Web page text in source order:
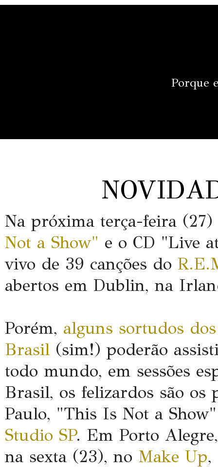
Porque
Na próxima terça-feira
Not a Show" e o CD "Live
vivo de 39 canções do
abertos em Dublin, na
Porém, alguns sortudos
Brasil (sim!) poderão
todo mundo, em sessões
Brasil, os felizardos são os
Paulo, "This Is Not a
Studio SP. Em Porto
na sexta (23), no Make Up,